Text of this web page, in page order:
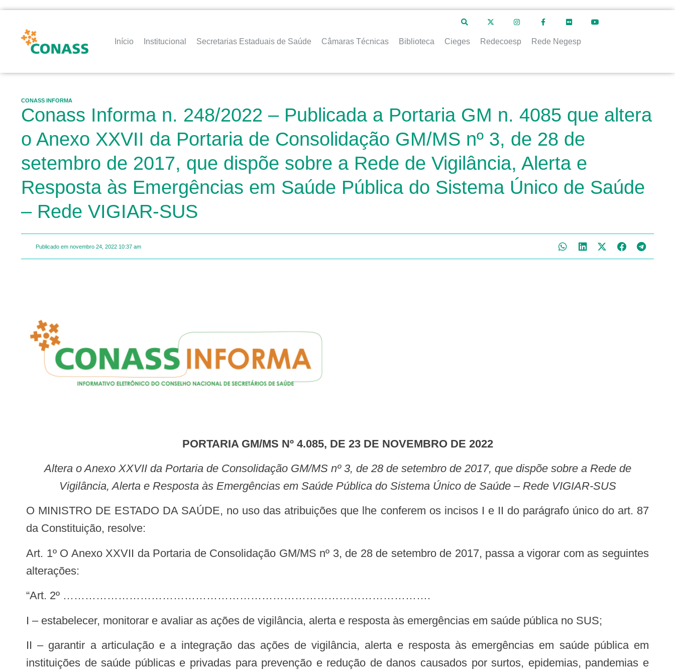
Início Institucional Secretarias Estaduais de Saúde Câmaras Técnicas Biblioteca Cieges Redecoesp Rede Negesp
CONASS INFORMA
Conass Informa n. 248/2022 – Publicada a Portaria GM n. 4085 que altera
o Anexo XXVII da Portaria de Consolidação GM/MS nº 3, de 28 de
setembro de 2017, que dispõe sobre a Rede de Vigilância, Alerta e
Resposta às Emergências em Saúde Pública do Sistema Único de Saúde
– Rede VIGIAR-SUS
Publicado em novembro 24, 2022 10:37 am
PORTARIA GM/MS Nº 4.085, DE 23 DE NOVEMBRO DE 2022
Altera o Anexo XXVII da Portaria de Consolidação GM/MS nº 3, de 28 de setembro de 2017, que dispõe sobre a Rede de
Vigilância, Alerta e Resposta às Emergências em Saúde Pública do Sistema Único de Saúde – Rede VIGIAR-SUS
O MINISTRO DE ESTADO DA SAÚDE, no uso das atribuições que lhe conferem os incisos I e II do parágrafo único do art. 87
da Constituição, resolve:
Art. 1º O Anexo XXVII da Portaria de Consolidação GM/MS nº 3, de 28 de setembro de 2017, passa a vigorar com as seguintes
alterações:
“Art. 2º ……………………………………………………………………………………….
I – estabelecer, monitorar e avaliar as ações de vigilância, alerta e resposta às emergências em saúde pública no SUS;
II – garantir a articulação e a integração das ações de vigilância, alerta e resposta às emergências em saúde pública em
instituições de saúde públicas e privadas para prevenção e redução de danos causados por surtos, epidemias, pandemias e